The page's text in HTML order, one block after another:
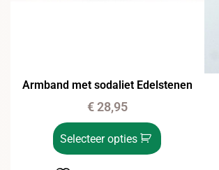
Armband met sodaliet Edelstenen
€28,95
Selecteer opties